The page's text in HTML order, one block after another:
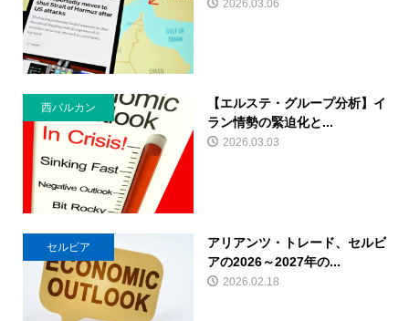
2026.03.06
西バルカン
【エルステ・グループ分析】イ
ラン情勢の緊迫化と...
2026.03.03
セルビア
アリアンツ・トレード、セルビ
アの2026～2027年の...
2026.02.18